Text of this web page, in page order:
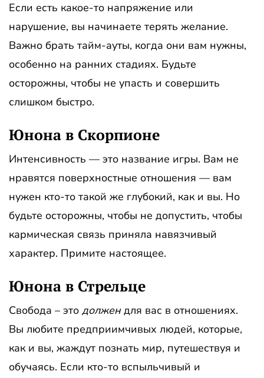
Если есть какое-то напряжение или
нарушение, вы начинаете терять желание.
Важно брать тайм-ауты, когда они вам нужны,
особенно на ранних стадиях. Будьте
осторожны, чтобы не упасть и совершить
слишком быстро.
Юнона в Скорпионе
Интенсивность — это название игры. Вам не
нравятся поверхностные отношения — вам
нужен кто-то такой же глубокий, как и вы. Но
будьте осторожны, чтобы не допустить, чтобы
кармическая связь приняла навязчивый
характер. Примите настоящее.
Юнона в Стрельце
Свобода – это должендля вас в отношениях.
Вы любите предприимчивых людей, которые,
как и вы, жаждут познать мир, путешествуя и
обучаясь. Если кто-то вспыльчивый и